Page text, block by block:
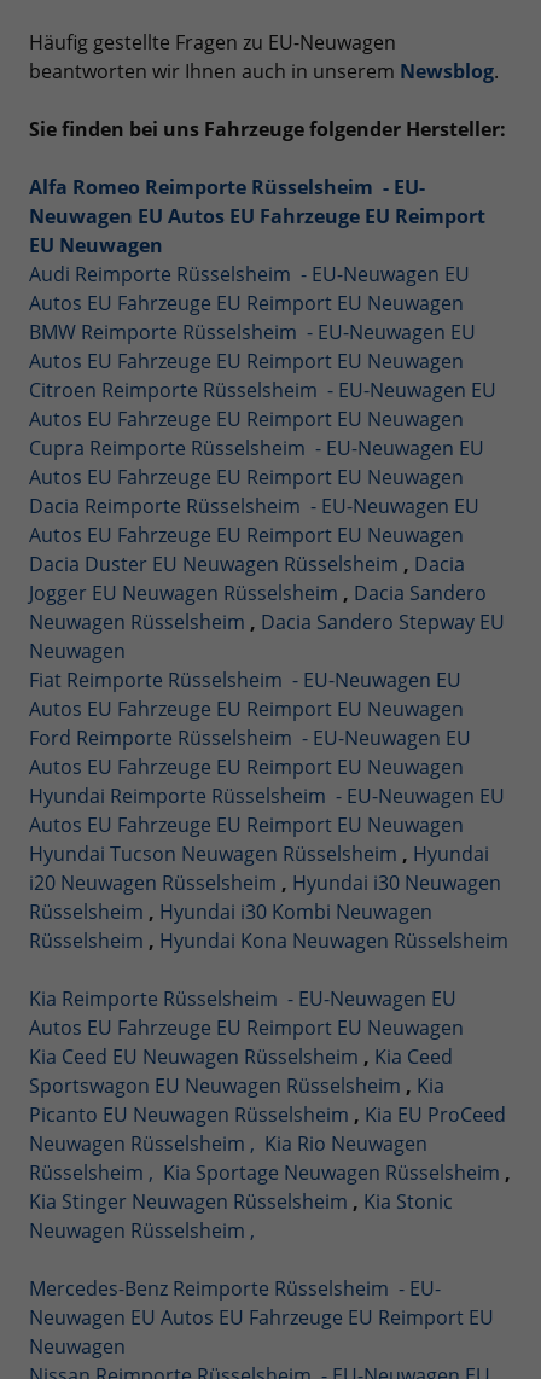
Häufig gestellte Fragen zu EU-Neuwagen
beantworten wir Ihnen auch in unserem Newsblog.
Sie finden bei uns Fahrzeuge folgender Hersteller:
Alfa Romeo Reimporte Rüsselsheim - EU-
Neuwagen EU Autos EU Fahrzeuge EU Reimport
EU Neuwagen
Audi Reimporte Rüsselsheim - EU-Neuwagen EU
Autos EU Fahrzeuge EU Reimport EU Neuwagen
BMW Reimporte Rüsselsheim - EU-Neuwagen EU
Autos EU Fahrzeuge EU Reimport EU Neuwagen
Citroen Reimporte Rüsselsheim - EU-Neuwagen EU
Autos EU Fahrzeuge EU Reimport EU Neuwagen
Cupra Reimporte Rüsselsheim - EU-Neuwagen EU
Autos EU Fahrzeuge EU Reimport EU Neuwagen
Dacia Reimporte Rüsselsheim - EU-Neuwagen EU
Autos EU Fahrzeuge EU Reimport EU Neuwagen
Dacia Duster EU Neuwagen Rüsselsheim , Dacia
Jogger EU Neuwagen Rüsselsheim , Dacia Sandero
Neuwagen Rüsselsheim , Dacia Sandero Stepway EU
Neuwagen
Fiat Reimporte Rüsselsheim - EU-Neuwagen EU
Autos EU Fahrzeuge EU Reimport EU Neuwagen
Ford Reimporte Rüsselsheim - EU-Neuwagen EU
Autos EU Fahrzeuge EU Reimport EU Neuwagen
Hyundai Reimporte Rüsselsheim - EU-Neuwagen EU
Autos EU Fahrzeuge EU Reimport EU Neuwagen
Hyundai Tucson Neuwagen Rüsselsheim , Hyundai
i20 Neuwagen Rüsselsheim , Hyundai i30 Neuwagen
Rüsselsheim , Hyundai i30 Kombi Neuwagen
Rüsselsheim , Hyundai Kona Neuwagen Rüsselsheim
Kia Reimporte Rüsselsheim - EU-Neuwagen EU
Autos EU Fahrzeuge EU Reimport EU Neuwagen
Kia Ceed EU Neuwagen Rüsselsheim , Kia Ceed
Sportswagon EU Neuwagen Rüsselsheim , Kia
Picanto EU Neuwagen Rüsselsheim , Kia EU ProCeed
Neuwagen Rüsselsheim , Kia Rio Neuwagen
Rüsselsheim , Kia Sportage Neuwagen Rüsselsheim ,
Kia Stinger Neuwagen Rüsselsheim , Kia Stonic
Neuwagen Rüsselsheim ,
Mercedes-Benz Reimporte Rüsselsheim - EU-
Neuwagen EU Autos EU Fahrzeuge EU Reimport EU
Neuwagen